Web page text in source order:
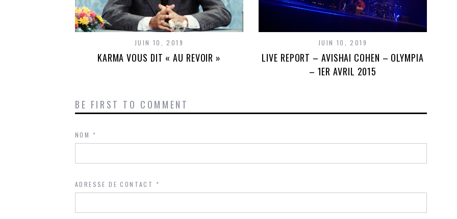
JUIN 10, 2019
KARMA VOUS DIT « AU REVOIR »
JUIN 10, 2019
LIVE REPORT – AVISHAI COHEN – OLYMPIA
– 1ER AVRIL 2015
BE FIRST TO COMMENT
NOM *
ADRESSE DE CONTACT *